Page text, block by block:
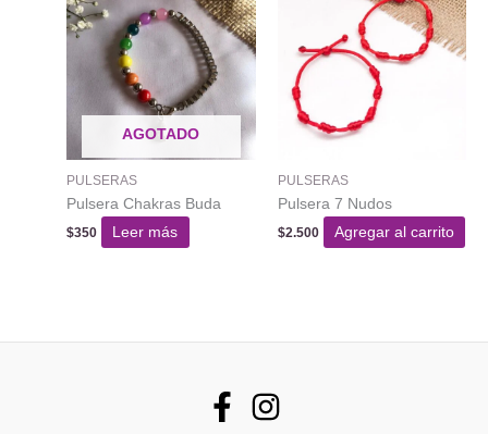
AGOTADO
PULSERAS
Pulsera Chakras Buda
$350 Leer más
PULSERAS
Pulsera 7 Nudos
$2.500 Agregar al carrito